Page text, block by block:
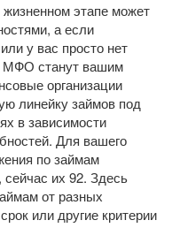
этапе может
а если
у вас просто нет
МФО станут вашим
организации
линейку займов под
в зависимости
Для вашего
по займам
их 92. Здесь
от разных
или другие критерии